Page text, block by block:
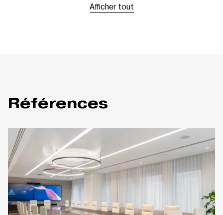
Afficher tout
Références